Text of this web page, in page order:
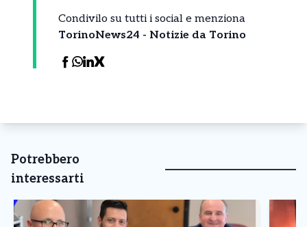
Condivilo su tutti i social e menziona
TorinoNews24 - Notizie da Torino
Potrebbero
interessarti